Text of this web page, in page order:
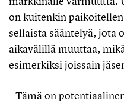
on kuitenkin
sellaista sääntelyä, jota
aikavälillä muuttaa,
esimerkiksi joissain
– Tämä on